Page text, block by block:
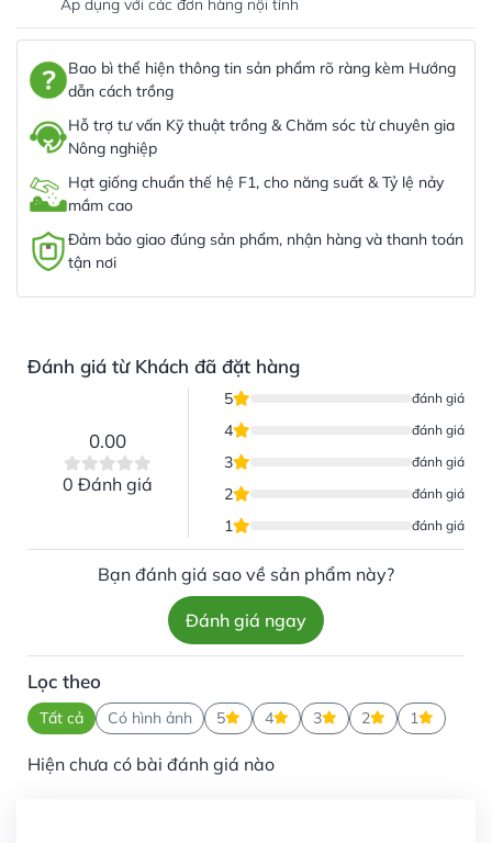
Áp dụng với các đơn hàng nội tỉnh
Bao bì thể hiện thông tin sản phẩm rõ ràng kèm Hướng
dẫn cách trồng
Hỗ trợ tư vấn Kỹ thuật trồng & Chăm sóc từ chuyên gia
Nông nghiệp
Hạt giống chuẩn thế hệ F1, cho năng suất & Tỷ lệ nảy
mầm cao
Đảm bảo giao đúng sản phẩm, nhận hàng và thanh toán
tận nơi
Đánh giá từ Khách đã đặt hàng
0.00
0 Đánh giá
5 đánh giá
4 đánh giá
3 đánh giá
2 đánh giá
1 đánh giá
Bạn đánh giá sao về sản phẩm này?
Đánh giá ngay
Lọc theo
Tất cả Có hình ảnh 5 4 3 2 1
Hiện chưa có bài đánh giá nào